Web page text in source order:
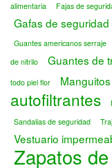
alimentaria
Fajas de
Gafas de seguridad
Guantes americanos serraje
de nitrilo
Guantes de
todo piel flor
autofiltrantes
Sandalias de seguridad
Vestuario
Zapatos